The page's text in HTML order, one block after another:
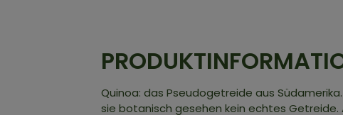
Quinoa: das Pseudogetreide aus
sie botanisch gesehen kein echtes